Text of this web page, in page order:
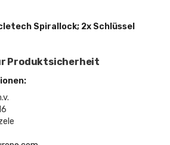
Spirallock; 2x Schlüssel
Produktsicherheit